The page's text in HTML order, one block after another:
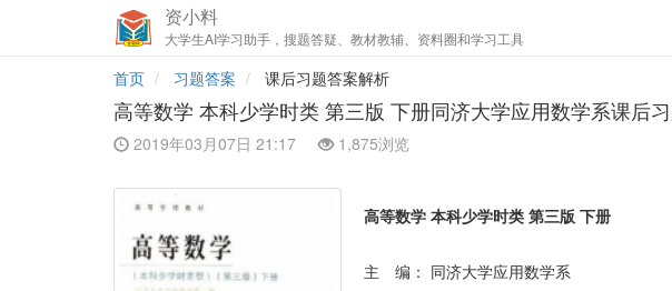
资小料
大学生AI学习助手，搜题答疑、教材教辅、资料圈和学习工具
首页 习题答案 课后习题答案解析
高等数学 本科少学时类 第三版 下册同济大学应用数学系课后
2019年03月07日 21:17 1,875浏览
高等数学 本科少学时类 第三版 下册
主 编： 同济大学应用数学系